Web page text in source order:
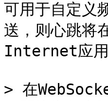
可用于自定义
送，则心跳将
Internet应用
> 在